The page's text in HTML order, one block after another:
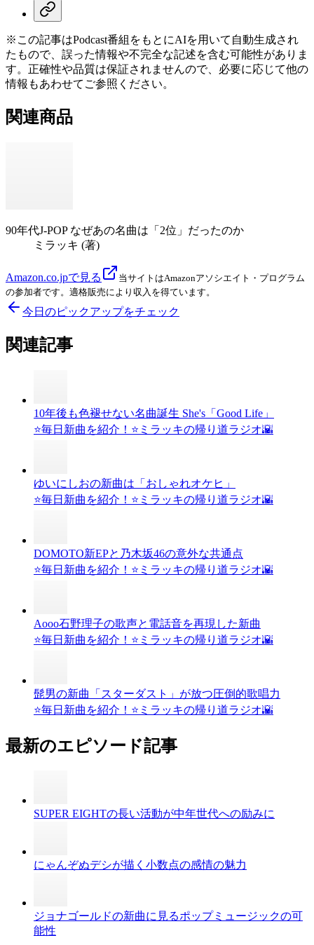
※この記事はPodcast番組をもとにAIを用いて自動生成され
たもので、誤った情報や不完全な記述を含む可能性がありま
す。正確性や品質は保証されませんので、必要に応じて他の
情報もあわせてご参照ください。
関連商品
90年代J-POP なぜあの名曲は「2位」だったのか
ミラッキ (著)
Amazon.co.jpで見る
当サイトはAmazonアソシエイト・プログラム
の参加者です。適格販売により収入を得ています。
今日のピックアップをチェック
関連記事
10年後も色褪せない名曲誕生 She's「Good Life」
⭐️毎日新曲を紹介！⭐️ミラッキの帰り道ラジオ🌇
ゆいにしおの新曲は「おしゃれオケヒ」
⭐️毎日新曲を紹介！⭐️ミラッキの帰り道ラジオ🌇
DOMOTO新EPと乃木坂46の意外な共通点
⭐️毎日新曲を紹介！⭐️ミラッキの帰り道ラジオ🌇
Aooo石野理子の歌声と電話音を再現した新曲
⭐️毎日新曲を紹介！⭐️ミラッキの帰り道ラジオ🌇
髭男の新曲「スターダスト」が放つ圧倒的歌唱力
⭐️毎日新曲を紹介！⭐️ミラッキの帰り道ラジオ🌇
最新のエピソード記事
SUPER EIGHTの長い活動が中年世代への励みに
にゃんぞぬデシが描く小数点の感情の魅力
ジョナゴールドの新曲に見るポップミュージックの可
能性